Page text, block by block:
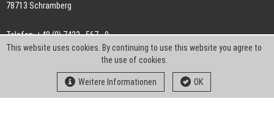
78713 Schramberg
Telefon: +49 (0) 7422 . 567 - 0
Telefax: +49 (0) 7422 . 567 - 239
info-ch@kern-liebers.com
This website uses cookies. By continuing to use this website you agree to
the use of cookies.
Weitere Informationen OK